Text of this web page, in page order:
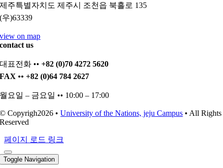
제주특별자치도 제주시 조천읍 북흘로 135
(우)63339
view on map
contact us
대표전화 ••+82 (0)70 4272 5620
FAX •• +82 (0)64 784 2627
월요일 – 금요일 •• 10:00 – 17:00
© Copyrigh2026 •University of the Nations, jeju Campus • All Rights
Reserved
페이지 로드 링크
Toggle Navigation